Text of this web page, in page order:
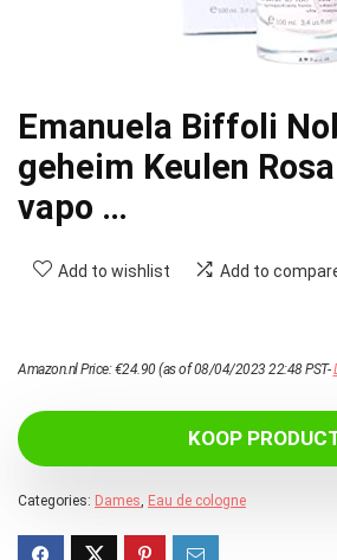
Emanuela Biffoli
geheim Keulen
vapo …
Add to wishlist Add to
Amazon.nl Price:€24.90(as of 08/04/2023 22:48 PST-
KOOP
Categories: Dames, Eau de cologne